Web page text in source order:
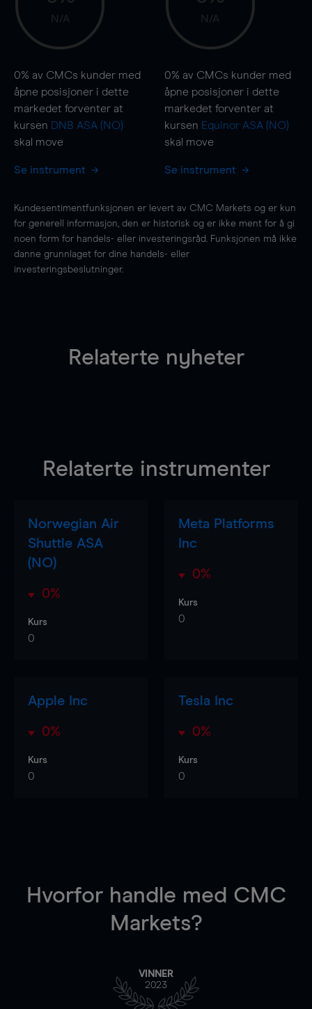
N/A
0% av CMCs kunder med
åpne posisjoner i dette
markedet forventer at
kursen DNB ASA (NO)
skal move
Se instrument
N/A
0% av CMCs kunder med
åpne posisjoner i dette
markedet forventer at
kursen Equinor ASA (NO)
skal move
Se instrument
Kundesentimentfunksjonen er levert av CMC Markets og er kun
for generell informasjon, den er historisk og er ikke ment for å gi
noen form for handels- eller investeringsråd. Funksjonen må ikke
danne grunnlaget for dine handels- eller
investeringsbeslutninger.
Relaterte nyheter
Relaterte instrumenter
Norwegian Air
Shuttle ASA
(NO)
0%
Kurs
0
Meta Platforms
Inc
0%
Kurs
0
Apple Inc
0%
Kurs
0
Tesla Inc
0%
Kurs
0
Hvorfor handle med CMC
Markets?
VINNER
2023